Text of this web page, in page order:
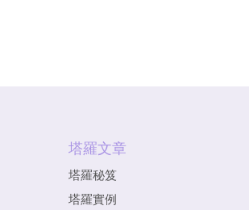
塔羅文章
塔羅秘笈
塔羅實例